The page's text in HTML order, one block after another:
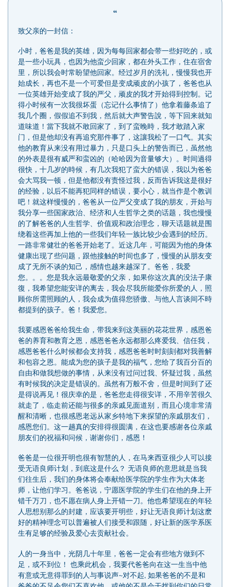
致父亲的一封信：
小时，爸爸是我的英雄，因为每每回家都会带一些好吃的，或
是一些小玩具，也因为他蛮少回家，都在外头工作，住在宿舍
里，所以我会时常盼望他回家。经过岁月的洗礼，慢慢我也开
始成长，再也不是一个可爱但是变成顽皮的小孩了，爸爸也从
一位英雄开始变成了我的严父，顽皮的我才开始得到控制。记
得小时候有一次我很坏蛋（忘记什么事情了）他拿着藤条追了
我几个圈，假假追不到我，然后就大声警告說，等下回来就知
道味道！當下我就不敢回家了，到了蛮晚時，我才敢踏入家
门，但是他却没有再追究那件事了，这讓我松了一口气。其实
他的教育从来没有用过暴力，只是口头上的警告而已，虽然他
的外表是很有威严和蛮凶的（哈哈因为音量够大）。时间過得
很快，十几岁的時候，有几次我犯了蛮大的错误，我以为爸爸
会大骂我一顿，但是他都没有责怪过我，反而告诉我这是很好
的经验，以后不能再犯同样的错误，要小心，就当作是个教训
吧！就这样慢慢的，爸爸从一位严父变成了我的朋友，开始与
我分享一些国家政治、经济和人生哲学之类的话题，我也慢慢
的了解爸爸的人生哲学、价值观和政治理念，聊天话题就是围
绕着这些再加上他的一些我们年轻一族比较少会遇到的经历。
一路非常健壮的爸爸开始老了。近这几年，可能因为他的身体
健康出现了些问题，跟他接触的时间也多了，慢慢的从朋友变
成了无所不谈的知己，感情也越来越深了。爸爸，我爱
您。。。您是我永远最敬爱的父亲，如果你这次真的没法子康
復，我希望您能安详的离去，我会尽我所能爱你所爱的人，照
顾你所需照顾的人，我会成为值得您骄傲、与他人言谈间不時
都提到的孩子。爸！我爱您。
我要感恩爸爸给我生命，带我来到这美丽的花花世界，感恩爸
爸的养育和教育之恩，感恩爸爸永远都那么疼爱我、信任我，
感恩爸爸什么时候都会支持我，感恩爸爸时时刻刻都对我善解
和包容之恩。能成为您的孩子是我的福气，您给了我百分百的
自由和做我想做的事情，从来没有过问过我、怀疑过我，虽然
有时候我的决定是错误的。虽然有万般不舍，但是时间到了还
是得说再见！很庆幸的是，爸爸您走得很安详，不用辛苦很久
就走了，临走前还能与很多的亲戚见面道别，而且心境非常清
醒和清晰，也很感恩老远从家乡特地下来探望的亲戚朋友们，
感恩您们。这一趟真的安排得很圆满，在这也要感谢各位亲戚
朋友们的祝福和问候，谢谢你们，感恩！
爸爸是一位很开明也很有智慧的人，在马来西亚很少人可以接
受无语良师计划，到底这是什么？ 无语良师的意思就是当我
们往生后，我们的身体将会奉献给医学院的学生作为大体老
师，让他们学习。爸爸说，宁愿医学院的学生们在他的身上开
错千万刀，也不愿在病人身上开错一刀。他也希望现在的年轻
人思想别那么的封建，应该要开明些，好让无语良师计划这麽
好的精神理念可以普遍被人们接受和跟随，好让新的医学系医
生有足够的经验及爱心去贡献社会。
人的一身当中，光阴几十年里，爸爸一定会有些地方做到不
足，或不到位！ 也乘此机会，我要代爸爸向在这一生当中他
有意或无意得罪到的人与事说声~对不起, 如果爸爸的不是和